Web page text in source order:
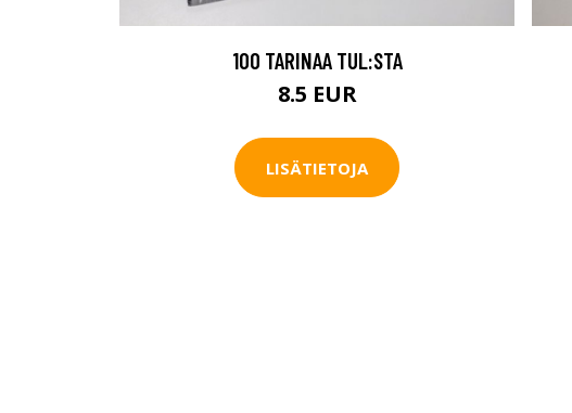
100 TARINAA TUL:STA
8.5 EUR
LISÄTIETOJA